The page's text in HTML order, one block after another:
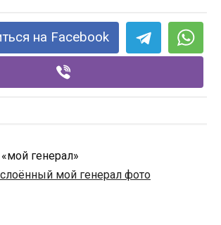
на Facebook
генерал»